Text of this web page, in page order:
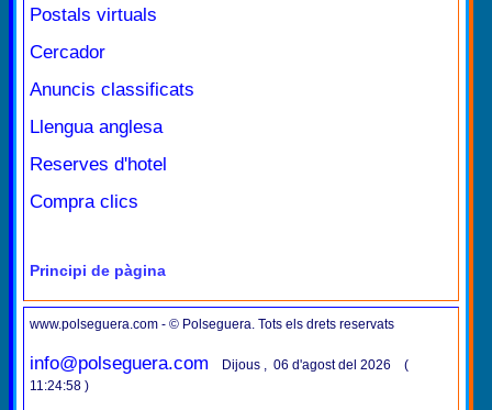
Postals virtuals
Cercador
Anuncis classificats
Llengua anglesa
Reserves d'hotel
Compra clics
Principi de pàgina
www.polseguera.com - © Polseguera. Tots els drets reservats
info@polseguera.com
Dijous , 06 d'agost del 2026 (
11:24:58 )